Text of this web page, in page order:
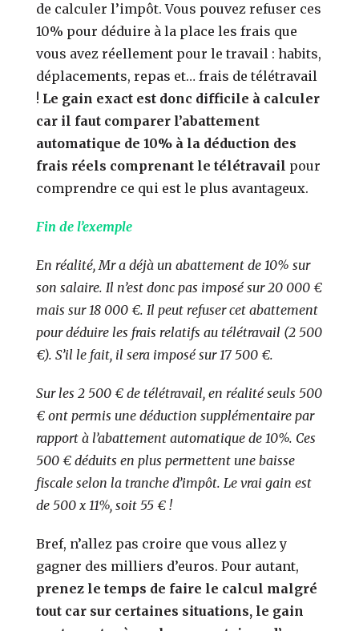
de calculer l’impôt. Vous pouvez refuser ces
10% pour déduire à la place les frais que
vous avez réellement pour le travail : habits,
déplacements, repas et… frais de télétravail
! Le gain exact est donc difficile à calculer
car il faut comparer l’abattement
automatique de 10% à la déduction des
frais réels comprenant le télétravail pour
comprendre ce qui est le plus avantageux.
Fin de l’exemple
En réalité, Mr a déjà un abattement de 10% sur
son salaire. Il n’est donc pas imposé sur 20 000 €
mais sur 18 000 €. Il peut refuser cet abattement
pour déduire les frais relatifs au télétravail (2 500
€). S’il le fait, il sera imposé sur 17 500 €.
Sur les 2 500 € de télétravail, en réalité seuls 500
€ ont permis une déduction supplémentaire par
rapport à l’abattement automatique de 10%. Ces
500 € déduits en plus permettent une baisse
fiscale selon la tranche d’impôt. Le vrai gain est
de 500 x 11%, soit 55 € !
Bref, n’allez pas croire que vous allez y
gagner des milliers d’euros. Pour autant,
prenez le temps de faire le calcul malgré
tout car sur certaines situations, le gain